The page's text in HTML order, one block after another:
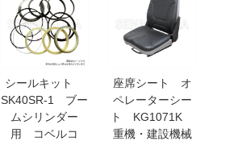
シールキット
SK40SR-1 ブー
ムシリンダー
用 コベルコ
座席シート オ
ペレーターシー
ト KG1071K
重機・建設機械